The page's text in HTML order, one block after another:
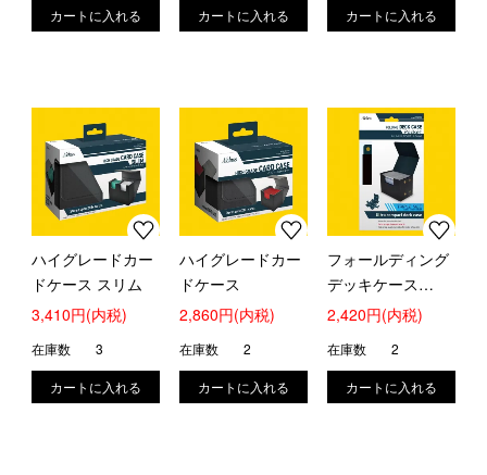
ハイグレードカー
ドケース スリム
3,410円(内税)
在庫数 3
ハイグレードカー
ドケース
2,860円(内税)
在庫数 2
フォールディング
デッキケース
Pocket トリプルサ
2,420円(内税)
在庫数 2